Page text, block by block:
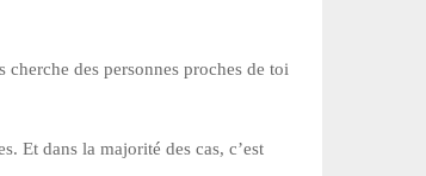
des personnes proches de toi
Et dans la majorité des cas, c’est